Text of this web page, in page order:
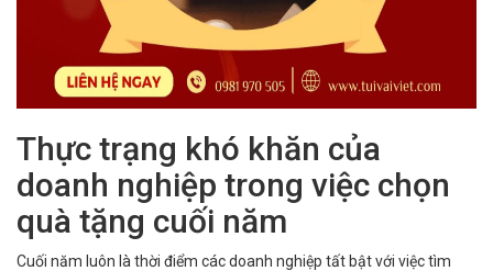
Thực trạng khó khăn của
doanh nghiệp trong việc chọn
quà tặng cuối năm
Cuối năm luôn là thời điểm các doanh nghiệp tất bật với việc tìm